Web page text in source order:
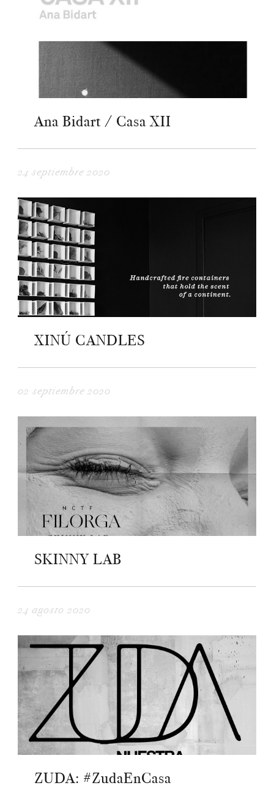
Ana Bidart / Casa XII
24 septiembre 2020
XINÚ CANDLES
02 septiembre 2020
SKINNY LAB
24 agosto 2020
ZUDA: #ZudaEnCasa